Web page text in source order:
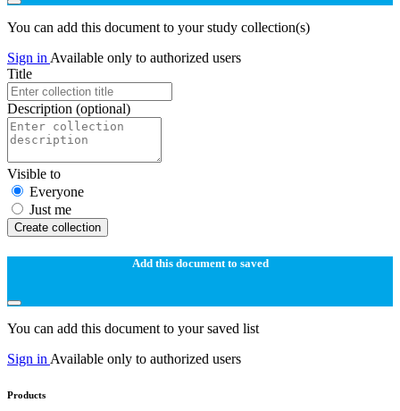
You can add this document to your study collection(s)
Sign in Available only to authorized users
Title
Description (optional)
Visible to
Everyone
Just me
Create collection
Add this document to saved
You can add this document to your saved list
Sign in Available only to authorized users
Products